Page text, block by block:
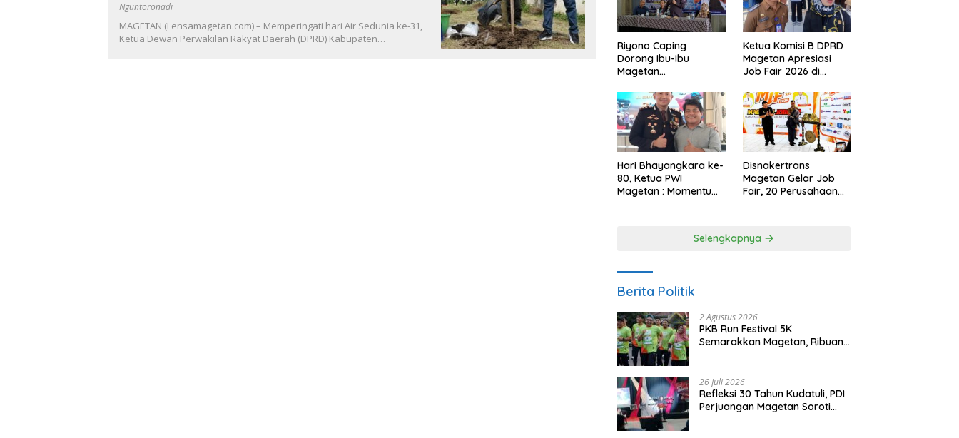
Nguntoronadi
MAGETAN (Lensamagetan.com) – Memperingati hari Air Sedunia ke-31,
Ketua Dewan Perwakilan Rakyat Daerah (DPRD) Kabupaten…
Riyono Caping
Dorong Ibu-Ibu
Magetan
Ikan, Perkuat Budaya
Gemar Makan Ikan
Ketua Komisi B DPRD
Magetan Apresiasi
Job Fair 2026 di
Anggaran
Hari Bhayangkara ke-
80, Ketua PWI
Magetan : Momentum
Disnakertrans
Magetan Gelar Job
Fair, 20 Perusahaan
Selengkapnya
Berita Politik
2 Agustus 2026
PKB Run Festival 5K
Semarakkan Magetan, Ribuan
26 Juli 2026
Refleksi 30 Tahun Kudatuli, PDI
Perjuangan Magetan Soroti